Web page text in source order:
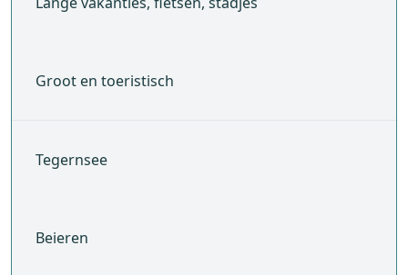
Groot en toeristisch
Tegernsee
Beieren